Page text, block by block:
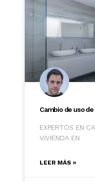
Cambio de uso
EXPERTOS EN
VIVIENDA EN
LEER MÁS »